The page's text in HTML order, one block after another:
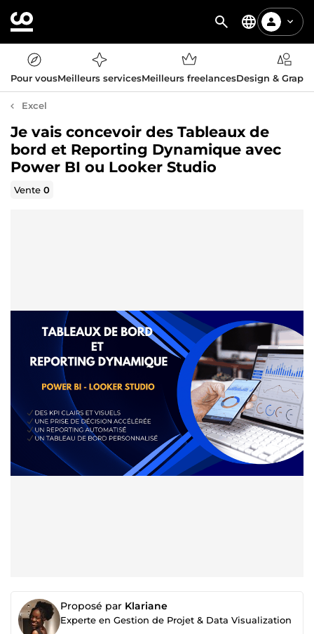
Pour vousMeilleurs servicesMeilleurs freelancesDesign &
Excel
Je vais concevoir des Tableaux de
bord et Reporting Dynamique avec
Power BI ou Looker Studio
Vente0
Proposé par Klariane
Experte en Gestion de Projet & Data Visualization